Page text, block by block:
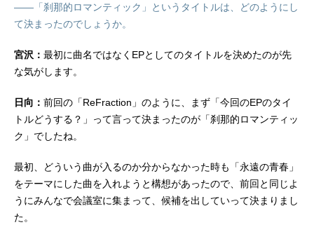
――「刹那的ロマンティック」というタイトルは、どのようにし
て決まったのでしょうか。
宮沢： 最初に曲名ではなくEPとしてのタイトルを決めたのが先
な気がします。
日向： 前回の「ReFraction」のように、まず「今回のEPのタイ
トルどうする？」って言って決まったのが「刹那的ロマンティッ
ク」でしたね。
最初、どういう曲が入るのか分からなかった時も「永遠の青春」
をテーマにした曲を入れようと構想があったので、前回と同じよ
うにみんなで会議室に集まって、候補を出していって決まりまし
た。